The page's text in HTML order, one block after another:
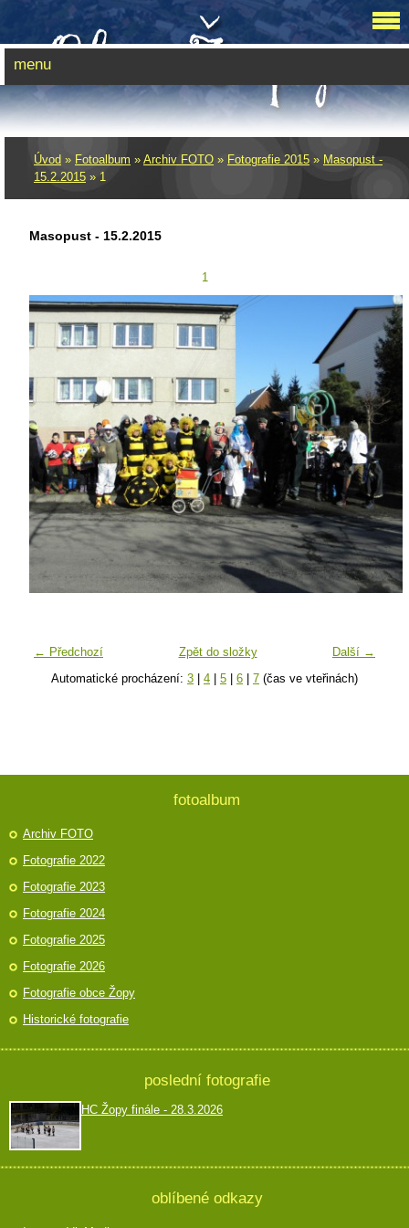
Úvod » Fotoalbum » Archiv FOTO » Fotografie 2015 » Masopust -
15.2.2015 » 1
Masopust - 15.2.2015
1
← Předchozí Další →
Zpět do složky
Automatické procházení: 3 | 4 | 5 | 6 | 7 (čas ve vteřinách)
menu
fotoalbum
Archiv FOTO
Fotografie 2022
Fotografie 2023
Fotografie 2024
Fotografie 2025
Fotografie 2026
Fotografie obce Žopy
Historické fotografie
poslední fotografie
HC Žopy finále - 28.3.2026
oblíbené odkazy